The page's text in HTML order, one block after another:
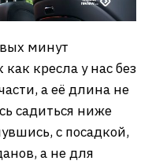
минут
кресла у нас без
а её длина не
садиться ниже
с посадкой,
а не для